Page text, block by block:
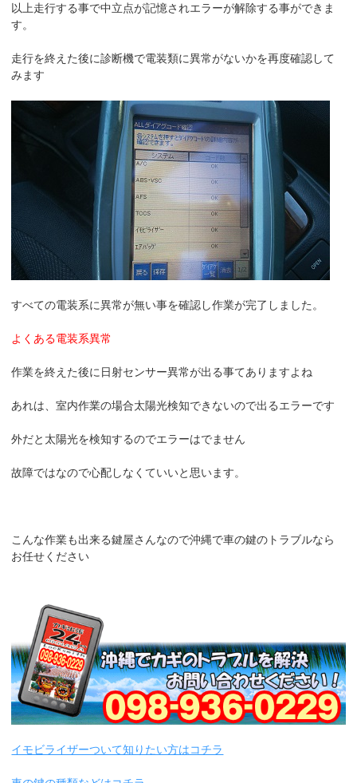
以上走行する事で中立点が記憶されエラーが解除する事ができま
す。
走行を終えた後に診断機で電装類に異常がないかを再度確認して
みます
すべての電装系に異常が無い事を確認し作業が完了しました。
よくある電装系異常
作業を終えた後に日射センサー異常が出る事てありますよね
あれは、室内作業の場合太陽光検知できないので出るエラーです
外だと太陽光を検知するのでエラーはでません
故障ではなので心配しなくていいと思います。
こんな作業も出来る鍵屋さんなので沖縄で車の鍵のトラブルなら
お任せください
イモビライザーついて知りたい方はコチラ